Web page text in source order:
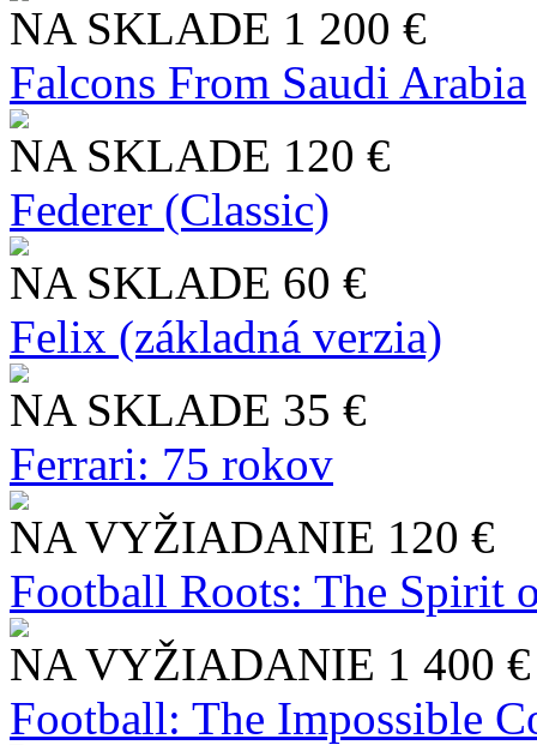
NA SKLADE 1 200 €
Falcons From Saudi Arabia
NA SKLADE 120 €
Federer (Classic)
NA SKLADE 60 €
Felix (základná verzia)
NA SKLADE 35 €
Ferrari: 75 rokov
NA VYŽIADANIE 120 €
Football Roots: The Spirit
NA VYŽIADANIE 1 400 €
Football: The Impossible